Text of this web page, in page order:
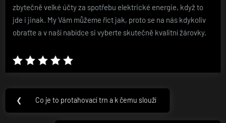
zbytečně velké účty za spotřebu elektrické energie, když to
jde i jinak. My Vám můžeme říct jak, proto se na nás kdykoliv
obraťte a v naší nabídce si vyberte skutečně kvalitní žárovky.
Navigace
pro
❮
Previous
Co je to protahovací trn a k čemu slouží